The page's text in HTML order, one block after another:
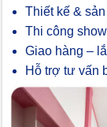
Thiết kế &
Thi công
Giao hàng –
Hỗ trợ tư vấn